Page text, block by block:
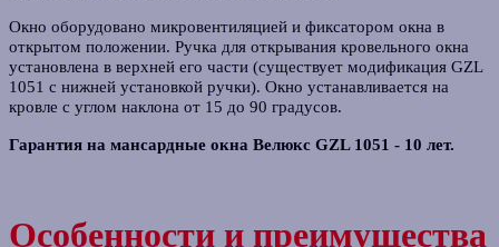
Окно оборудовано микровентиляцией и фиксатором окна в
открытом положении. Ручка для открывания кровельного окна
установлена в верхней его части (существует модификация GZL
1051 с нижней установкой ручки). Окно устанавливается на
кровле с углом наклона от 15 до 90 градусов.
Гарантия на мансардные окна Велюкс GZL 1051 - 10 лет.
Особенности и преимущества